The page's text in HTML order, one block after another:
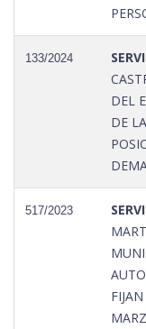
133/2024
DEL
DE
517/2023